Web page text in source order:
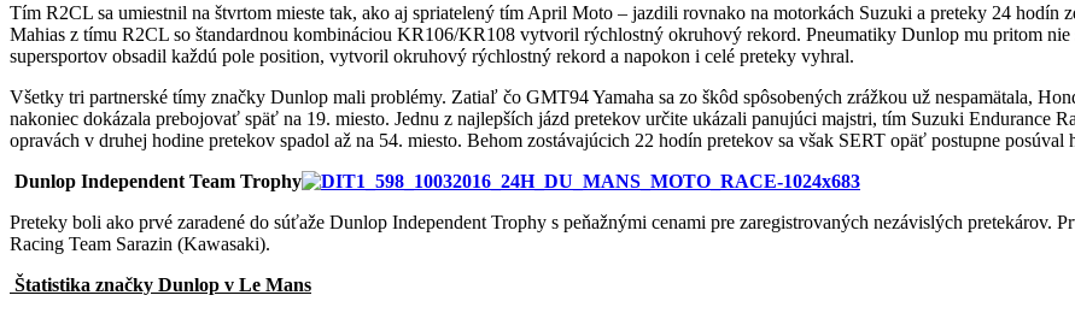
Tím R2CL sa umiestnil na štvrtom mieste tak, ako aj spriatelený tím April Moto – jazdili rovnako na motorkách Suzuki a preteky 24 hodín
Mahias z tímu R2CL so štandardnou kombináciou KR106/KR108 vytvoril rýchlostný okruhový rekord. Pneumatiky Dunlop mu pritom nie
supersportov obsadil každú pole position, vytvoril okruhový rýchlostný rekord a napokon i celé preteky vyhral.
Všetky tri partnerské tímy značky Dunlop mali problémy. Zatiaľ čo GMT94 Yamaha sa zo škôd spôsobených zrážkou už nespamätala,
nakoniec dokázala prebojovať späť na 19. miesto. Jednu z najlepších jázd pretekov určite ukázali panujúci majstri, tím Suzuki Endurance
opravách v druhej hodine pretekov spadol až na 54. miesto. Behom zostávajúcich 22 hodín pretekov sa však SERT opäť postupne
Dunlop Independent Team Trophy
Preteky boli ako prvé zaradené do súťaže Dunlop Independent Trophy s peňažnými cenami pre zaregistrovaných nezávislých
Racing Team Sarazin (Kawasaki).
Štatistika značky Dunlop v Le Mans